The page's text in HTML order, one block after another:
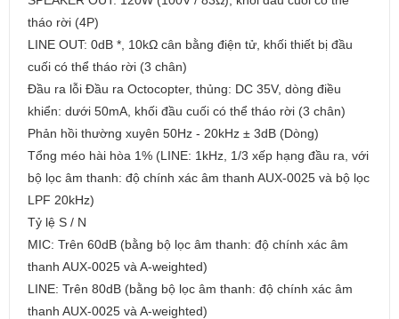
tháo rời (4P)
LINE OUT: 0dB *, 10kΩ cân bằng điện tử, khối thiết bị đầu
cuối có thể tháo rời (3 chân)
Đầu ra lỗi Đầu ra Octocopter, thủng: DC 35V, dòng điều
khiển: dưới 50mA, khối đầu cuối có thể tháo rời (3 chân)
Phản hồi thường xuyên 50Hz - 20kHz ± 3dB (Dòng)
Tổng méo hài hòa 1% (LINE: 1kHz, 1/3 xếp hạng đầu ra, với
bộ lọc âm thanh: độ chính xác âm thanh AUX-0025 và bộ lọc
LPF 20kHz)
Tỷ lệ S / N
MIC: Trên 60dB (bằng bộ lọc âm thanh: độ chính xác âm
thanh AUX-0025 và A-weighted)
LINE: Trên 80dB (bằng bộ lọc âm thanh: độ chính xác âm
thanh AUX-0025 và A-weighted)